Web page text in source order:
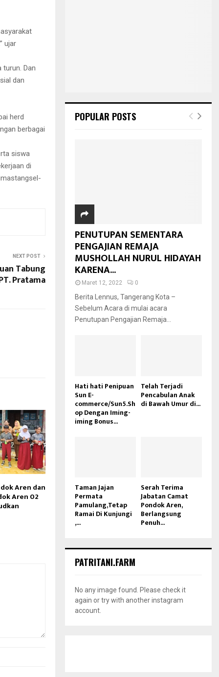
ujar
turun. Dan
dan
herd
berbagai
siswa
di
NEXT POST
Tabung
Pratama
Aren dan
Aren 02
POPULAR POSTS
PENUTUPAN SEMENTARA
PENGAJIAN REMAJA
MUSHOLLAH NURUL HIDAYAH
KARENA...
Maret 12, 2022 0
Berita Lennus, Tangerang Kota –
Sebelum Acara di mulai acara
Penutupan Pengajian Remaja...
Hati hati Penipuan
Sun E-
commerce/Sun5.Sh
op Dengan Iming-
iming Bonus...
Telah Terjadi
Pencabulan Anak
di Bawah Umur di...
Taman Jajan
Permata
Pamulang,Tetap
Ramai Di Kunjungi
,...
Serah Terima
Jabatan Camat
Pondok Aren,
Berlangsung
Penuh...
PATRITANI.FARM
No any image found. Please check it
again or try with another instagram
account.